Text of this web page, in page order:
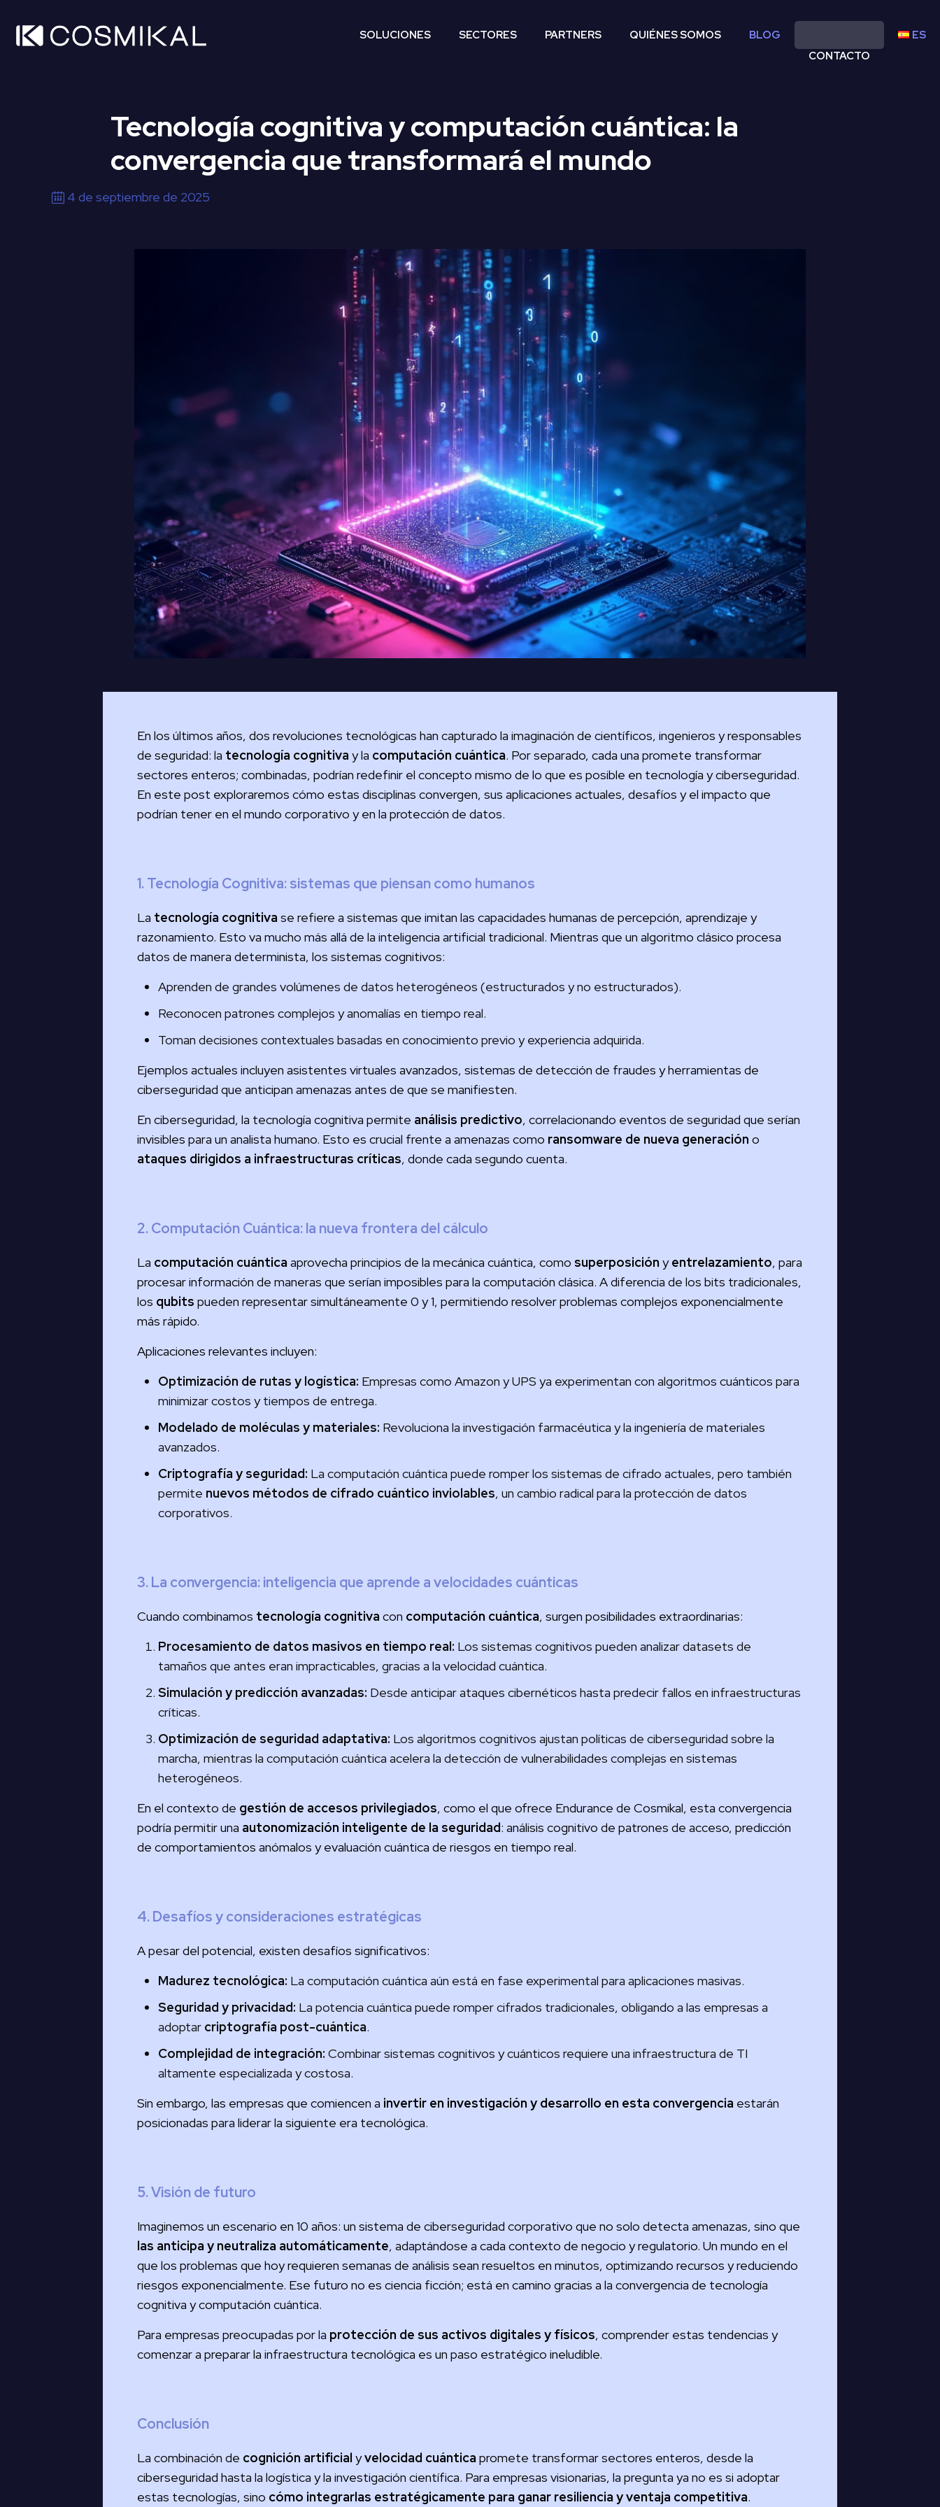
SOLUCIONES SECTORES PARTNERS QUIÉNES SOMOS
BLOG
CONTACTO
ES
Tecnología cognitiva y computación cuántica: la
convergencia que transformará el mundo
4 de septiembre de 2025
En los últimos años, dos revoluciones tecnológicas han capturado la imaginación de científicos, ingenieros y responsables
de seguridad: la tecnología cognitiva y la computación cuántica. Por separado, cada una promete transformar
sectores enteros; combinadas, podrían redefinir el concepto mismo de lo que es posible en tecnología y ciberseguridad.
En este post exploraremos cómo estas disciplinas convergen, sus aplicaciones actuales, desafíos y el impacto que
podrían tener en el mundo corporativo y en la protección de datos.
1. Tecnología Cognitiva: sistemas que piensan como humanos
La tecnología cognitiva se refiere a sistemas que imitan las capacidades humanas de percepción, aprendizaje y
razonamiento. Esto va mucho más allá de la inteligencia artificial tradicional. Mientras que un algoritmo clásico procesa
datos de manera determinista, los sistemas cognitivos:
Aprenden de grandes volúmenes de datos heterogéneos (estructurados y no estructurados).
Reconocen patrones complejos y anomalías en tiempo real.
Toman decisiones contextuales basadas en conocimiento previo y experiencia adquirida.
Ejemplos actuales incluyen asistentes virtuales avanzados, sistemas de detección de fraudes y herramientas de
ciberseguridad que anticipan amenazas antes de que se manifiesten.
En ciberseguridad, la tecnología cognitiva permite análisis predictivo, correlacionando eventos de seguridad que serían
invisibles para un analista humano. Esto es crucial frente a amenazas como ransomware de nueva generación o
ataques dirigidos a infraestructuras críticas, donde cada segundo cuenta.
2. Computación Cuántica: la nueva frontera del cálculo
La computación cuántica aprovecha principios de la mecánica cuántica, como superposición yentrelazamiento, para
procesar información de maneras que serían imposibles para la computación clásica. A diferencia de los bits tradicionales,
los qubits pueden representar simultáneamente 0 y 1, permitiendo resolver problemas complejos exponencialmente
más rápido.
Aplicaciones relevantes incluyen:
Optimización de rutas y logística: Empresas como Amazon y UPS ya experimentan con algoritmos cuánticos para
minimizar costos y tiempos de entrega.
Modelado de moléculas y materiales: Revoluciona la investigación farmacéutica y la ingeniería de materiales
avanzados.
Criptografía y seguridad: La computación cuántica puede romper los sistemas de cifrado actuales, pero también
permite nuevos métodos de cifrado cuántico inviolables, un cambio radical para la protección de datos
corporativos.
3. La convergencia: inteligencia que aprende a velocidades cuánticas
Cuando combinamos tecnología cognitiva con computación cuántica, surgen posibilidades extraordinarias:
Procesamiento de datos masivos en tiempo real: Los sistemas cognitivos pueden analizar datasets de
tamaños que antes eran impracticables, gracias a la velocidad cuántica.
Simulación y predicción avanzadas: Desde anticipar ataques cibernéticos hasta predecir fallos en infraestructuras
críticas.
Optimización de seguridad adaptativa: Los algoritmos cognitivos ajustan políticas de ciberseguridad sobre la
marcha, mientras la computación cuántica acelera la detección de vulnerabilidades complejas en sistemas
heterogéneos.
En el contexto de gestión de accesos privilegiados, como el que ofrece Endurance de Cosmikal, esta convergencia
podría permitir una autonomización inteligente de la seguridad: análisis cognitivo de patrones de acceso, predicción
de comportamientos anómalos y evaluación cuántica de riesgos en tiempo real.
4. Desafíos y consideraciones estratégicas
A pesar del potencial, existen desafíos significativos:
Madurez tecnológica: La computación cuántica aún está en fase experimental para aplicaciones masivas.
Seguridad y privacidad: La potencia cuántica puede romper cifrados tradicionales, obligando a las empresas a
adoptar criptografía post-cuántica.
Complejidad de integración: Combinar sistemas cognitivos y cuánticos requiere una infraestructura de TI
altamente especializada y costosa.
Sin embargo, las empresas que comiencen a invertir en investigación y desarrollo en esta convergencia estarán
posicionadas para liderar la siguiente era tecnológica.
5. Visión de futuro
Imaginemos un escenario en 10 años: un sistema de ciberseguridad corporativo que no solo detecta amenazas, sino que
las anticipa y neutraliza automáticamente, adaptándose a cada contexto de negocio y regulatorio. Un mundo en el
que los problemas que hoy requieren semanas de análisis sean resueltos en minutos, optimizando recursos y reduciendo
riesgos exponencialmente. Ese futuro no es ciencia ficción; está en camino gracias a la convergencia de tecnología
cognitiva y computación cuántica.
Para empresas preocupadas por la protección de sus activos digitales y físicos, comprender estas tendencias y
comenzar a preparar la infraestructura tecnológica es un paso estratégico ineludible.
Conclusión
La combinación de cognición artificial yvelocidad cuántica promete transformar sectores enteros, desde la
ciberseguridad hasta la logística y la investigación científica. Para empresas visionarias, la pregunta ya no es si adoptar
estas tecnologías, sino cómo integrarlas estratégicamente para ganar resiliencia y ventaja competitiva.